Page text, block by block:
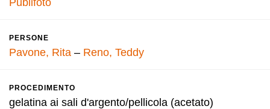
Publifoto
PERSONE
Pavone, Rita – Reno, Teddy
PROCEDIMENTO
gelatina ai sali d'argento/pellicola (acetato)